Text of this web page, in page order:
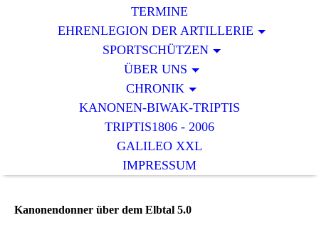
TERMINE
EHRENLEGION DER ARTILLERIE
SPORTSCHÜTZEN
ÜBER UNS
CHRONIK
KANONEN-BIWAK-TRIPTIS
TRIPTIS1806 - 2006
GALILEO XXL
IMPRESSUM
Kanonendonner über dem Elbtal 5.0